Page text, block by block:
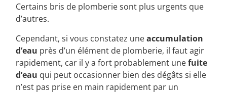
Certains bris de plomberie sont plus urgents que
d’autres.
Cependant, si vous constatez uneaccumulation
d’eau près d’un élément de plomberie, il faut agir
rapidement, car il y a fort probablement unefuite
d’eau qui peut occasionner bien des dégâts si elle
n’est pas prise en main rapidement par un